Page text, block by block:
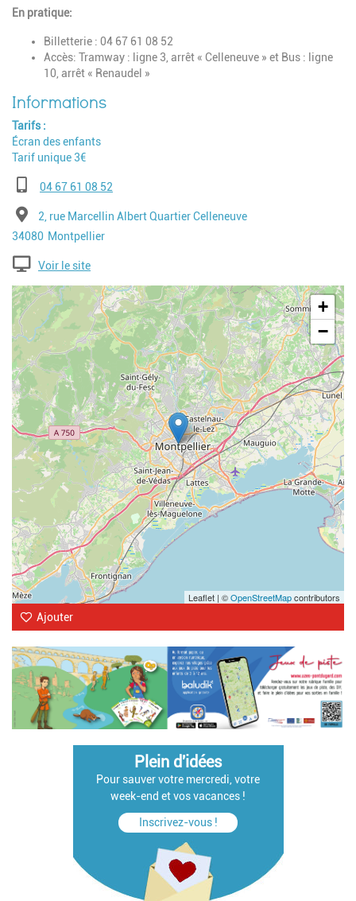
En pratique:
Billetterie : 04 67 61 08 52
Accès: Tramway : ligne 3, arrêt « Celleneuve » et Bus : ligne
10, arrêt « Renaudel »
Tarifs
Écran des enfants
Tarif unique 3€
Téléphone04 67 61 08 52
Adresse2, rue Marcellin Albert Quartier Celleneuve
Code postal
34080 Ville
Montpellier
Voir le site
Geolocalisation
+
−
Leaflet | ©OpenStreetMapcontributors
Ajouter
Plein d'idées
Pour sauver votre mercredi, votre
week-end et vos vacances !
Inscrivez-vous !